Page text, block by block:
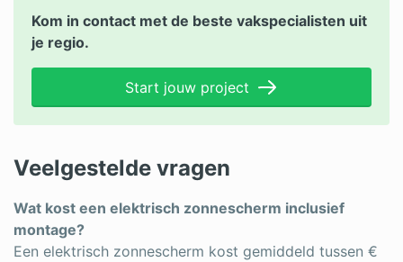
Kom in contact met de beste vakspecialisten uit
je regio.
Start jouw project
Veelgestelde vragen
Wat kost een elektrisch zonnescherm inclusief
montage?
Een elektrisch zonnescherm kost gemiddeld tussen €